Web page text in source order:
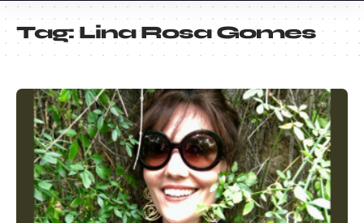
Tag:Lina Rosa Gomes